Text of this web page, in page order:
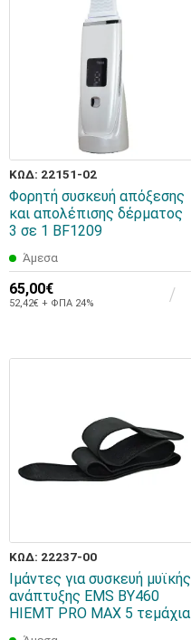
ΚΩΔ: 22151-02
Φορητή συσκευή απόξεσης
και απολέπισης δέρματος
3 σε 1 BF1209
Άμεσα
65,00€
52,42€ + ΦΠΑ 24%
ΚΩΔ: 22237-00
Ιμάντες για συσκευή μυϊκής
ανάπτυξης EMS BY460
HIEMT PRO MAX 5 τεμάχια